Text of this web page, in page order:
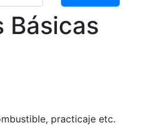
Básicas
practicaje etc.